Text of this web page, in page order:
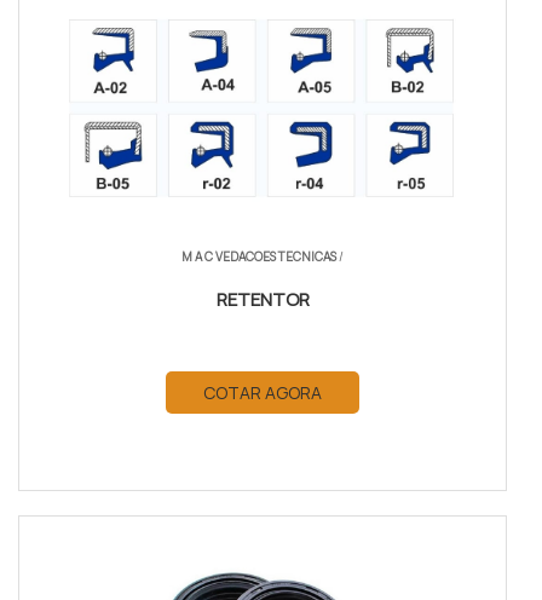
M A C VEDACOES TECNICAS/
RETENTOR
COTAR AGORA